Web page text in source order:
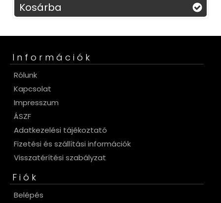
Kosárba
Információk
Rólunk
Kapcsolat
Impresszum
ÁSZF
Adatkezelési tájékoztató
Fizetési és szállítási információk
Visszatérítési szabályzat
Fiók
Belépés